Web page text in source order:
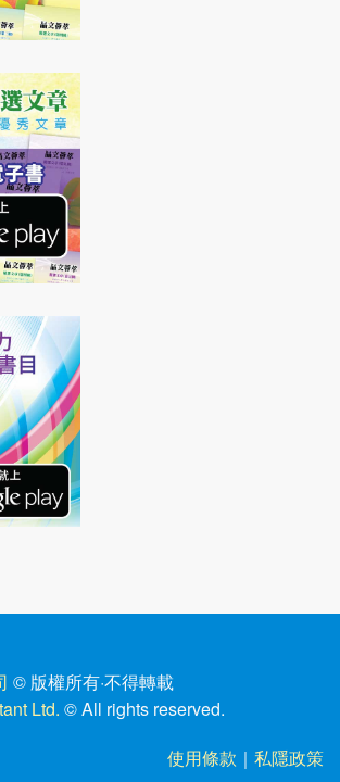
© 版權所有·不得轉載
Ltd. © All rights reserved.
使用條款 ｜ 私隱政策